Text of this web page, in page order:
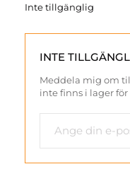
Inte tillgänglig
INTE
Meddela mig om
inte finns i lager för